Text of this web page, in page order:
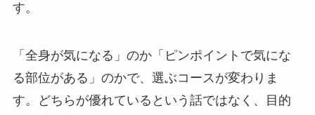
す。
「全身が気になる」のか「ピンポイントで気にな
る部位がある」のかで、選ぶコースが変わりま
す。どちらが優れているという話ではなく、目的